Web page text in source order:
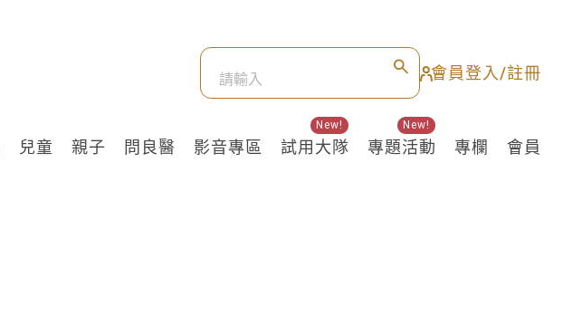
會員登入/註冊
兒童 親子 問良醫 影音專區 試用大隊
New!
專題活動
New!
專欄 會員